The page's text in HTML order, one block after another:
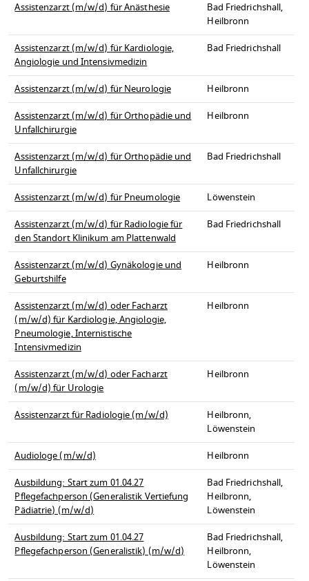
Assistenzarzt (m/w/d) für Anästhesie
Bad Friedrichshall,
Heilbronn
Assistenzarzt (m/w/d) für Kardiologie,
Angiologie und Intensivmedizin
Bad Friedrichshall
Assistenzarzt (m/w/d) für Neurologie
Heilbronn
Assistenzarzt (m/w/d) für Orthopädie und
Unfallchirurgie
Heilbronn
Assistenzarzt (m/w/d) für Orthopädie und
Unfallchirurgie
Bad Friedrichshall
Assistenzarzt (m/w/d) für Pneumologie
Löwenstein
Assistenzarzt (m/w/d) für Radiologie für
den Standort Klinikum am Plattenwald
Bad Friedrichshall
Assistenzarzt (m/w/d) Gynäkologie und
Geburtshilfe
Heilbronn
Assistenzarzt (m/w/d) oder Facharzt
(m/w/d) für Kardiologie, Angiologie,
Pneumologie, Internistische
Intensivmedizin
Heilbronn
Assistenzarzt (m/w/d) oder Facharzt
(m/w/d) für Urologie
Heilbronn
Assistenzarzt für Radiologie (m/w/d)
Heilbronn,
Löwenstein
Audiologe (m/w/d)
Heilbronn
Ausbildung: Start zum 01.04.27
Pflegefachperson (Generalistik Vertiefung
Pädiatrie) (m/w/d)
Bad Friedrichshall,
Heilbronn,
Löwenstein
Ausbildung: Start zum 01.04.27
Pflegefachperson (Generalistik) (m/w/d)
Bad Friedrichshall,
Heilbronn,
Löwenstein